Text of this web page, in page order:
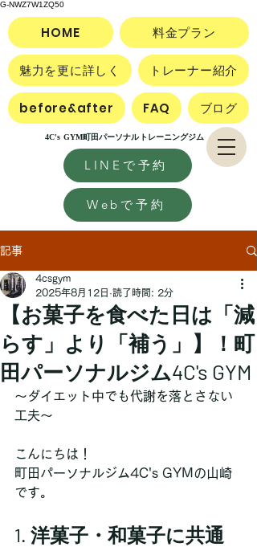
G-NWZ7W1ZQ50
LINEで予約
Webで予約
4C's GYM町田パーソナルトレーニングジム
HOME 料金プラン
魅力を更に詳しく トレーナー紹介
before&after FAQ ブログ
記事
【お菓子を食べた日は「減
らす」より「補う」】！町
田パーソナルジム4C's GYM
4csgym
2025年8月12日 読了時間: 2分
～ダイエット中でも代謝を落とさない
工夫～
こんにちは！
町田パーソナルジム4C's GYMの山崎
です。
1. 洋菓子・和菓子に共通